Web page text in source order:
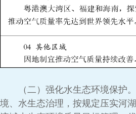
（二）强化水生态环境保护
境、水生态治理，按规定压实河